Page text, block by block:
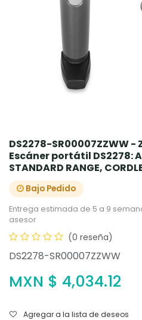
DS2278-SR00007ZZWW -
Escáner portátil DS2278:
STANDARD RANGE,
Bajo Pedido
Entrega estimada de 5 a 9
asesor
(0 reseña)
DS2278-SR00007ZZWW
MXN $ 4,034.12
Agregar a la lista de deseos